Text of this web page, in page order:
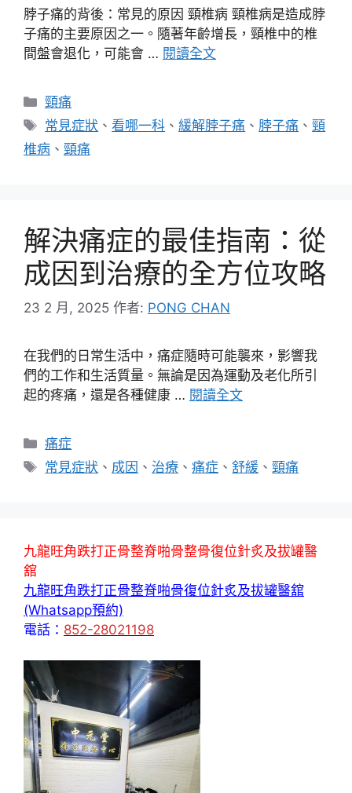
脖子痛的背後：常見的原因 頸椎病 頸椎病是造成脖
子痛的主要原因之一。隨著年齡增長，頸椎中的椎
間盤會退化，可能會 … 閱讀全文
分
類
頸痛
標
籤
常見症狀 、看哪一科 、緩解脖子痛 、 脖子痛 、頸
椎病 、 頸痛
解決痛症的最佳指南：從
成因到治療的全方位攻略
23 2 月, 2025 作者: PONG CHAN
在我們的日常生活中，痛症隨時可能襲來，影響我
們的工作和生活質量。無論是因為運動及老化所引
起的疼痛，還是各種健康 … 閱讀全文
分
類
痛症
標
常見症狀 、 成因 、 治療 、痛症 、舒緩 、頸痛
九龍旺角跌打正骨整脊啪骨整骨復位針炙及拔罐醫
舘
九龍旺角跌打正骨整脊啪骨復位針炙及拔罐醫舘
(Whatsapp預約)
電話： 852-28021198